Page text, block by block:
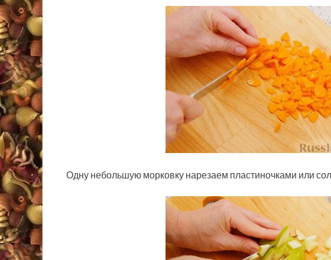
Одну небольшую морковку нарезаем пластиночками или